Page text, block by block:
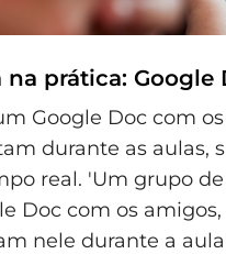
prática:
Google Doc com
durante as aulas,
real. 'Um grupo
Doc com os
nele durante a